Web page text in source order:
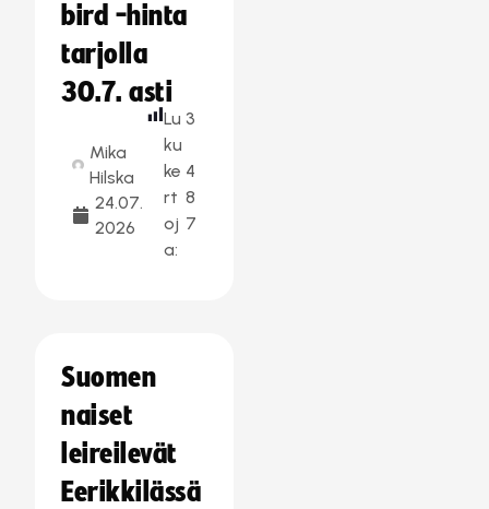
bird -hinta
tarjolla
30.7. asti
Mika
Hilska
24.07.
2026
Lu
ku
ke
rt
oj
a:
3
4
8
7
Suomen
naiset
leireilevät
Eerikkilässä